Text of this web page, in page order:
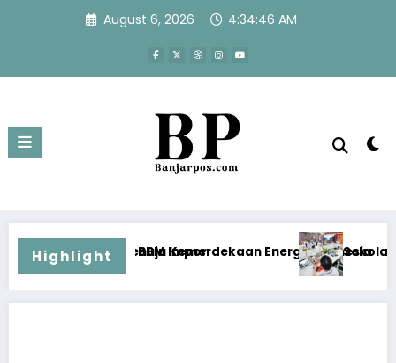
August 6, 2026 4:34:47 AM
HighlightEnergi IndonesiaSekolah Rakyat Masuk Kajian